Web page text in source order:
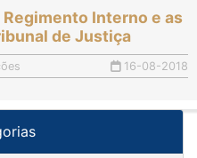
Interno e as
de Justiça
16-08-2018